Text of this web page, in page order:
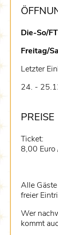
Die-So/
Freitag/
Letzter
24. -
PREISE
Ticket:
8,00
Alle
freier
Wer
kommt